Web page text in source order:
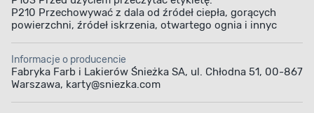
P210 Przechowywać z dala od źródeł ciepła, gorących
powierzchni, źródeł iskrzenia, otwartego ognia i innyc
Informacje o producencie
Fabryka Farb i Lakierów Śnieżka SA, ul. Chłodna 51, 00-867
Warszawa, karty@sniezka.com